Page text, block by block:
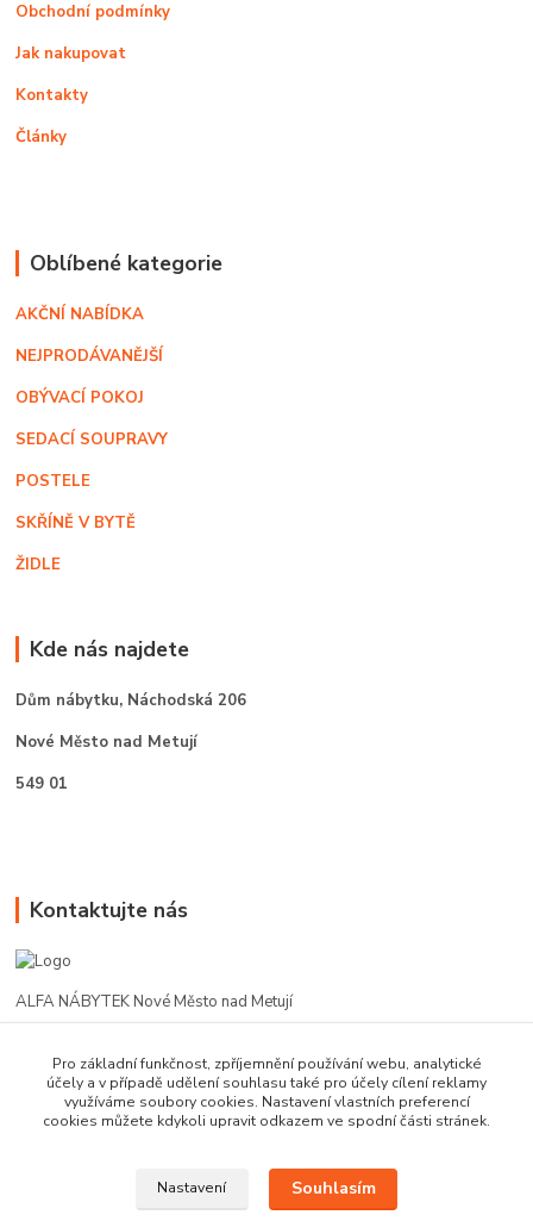
Obchodní podmínky
Jak nakupovat
Kontakty
Články
Oblíbené kategorie
AKČNÍ NABÍDKA
NEJPRODÁVANĚJŠÍ
OBÝVACÍ POKOJ
SEDACÍ SOUPRAVY
POSTELE
SKŘÍNĚ V BYTĚ
ŽIDLE
Kde nás najdete
Dům nábytku, Náchodská 206
Nové Město nad Metují
549 01
Kontaktujte nás
ALFA NÁBYTEK Nové Město nad Metují
602 412 331
alfanm@seznam.cz
Pro základní funkčnost, zpříjemnění používání webu, analytické
účely a v případě udělení souhlasu také pro účely cílení reklamy
využíváme soubory cookies. Nastavení vlastních preferencí
cookies můžete kdykoli upravit odkazem ve spodní části stránek.
Nastavení Souhlasím